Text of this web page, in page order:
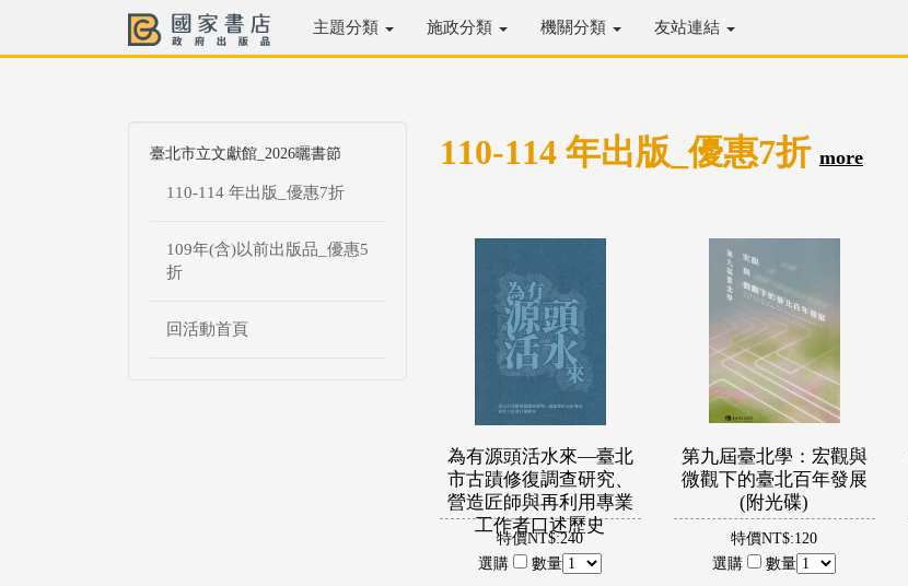
主題分類 施政分類 機關分類 友站連結
臺北市立文獻館_2026曬書節
110-114 年出版_優惠7折
109年(含)以前出版品_優惠5
折
回活動首頁
110-114 年出版_優惠7折 more
為有源頭活水來—臺北
市古蹟修復調查研究、
營造匠師與再利用專業
工作者口述歷史
特價NT$:240
選購
數量
第九屆臺北學：宏觀與
微觀下的臺北百年發展
(附光碟)
特價NT$:120
選購
數量